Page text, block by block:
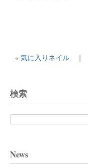
« 気に入りネイル ｜
検索
検
索:
News